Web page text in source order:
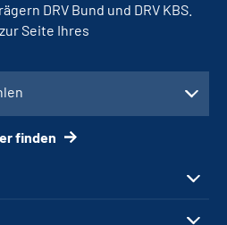
DRV Bund und DRV KBS.
Seite Ihres
finden